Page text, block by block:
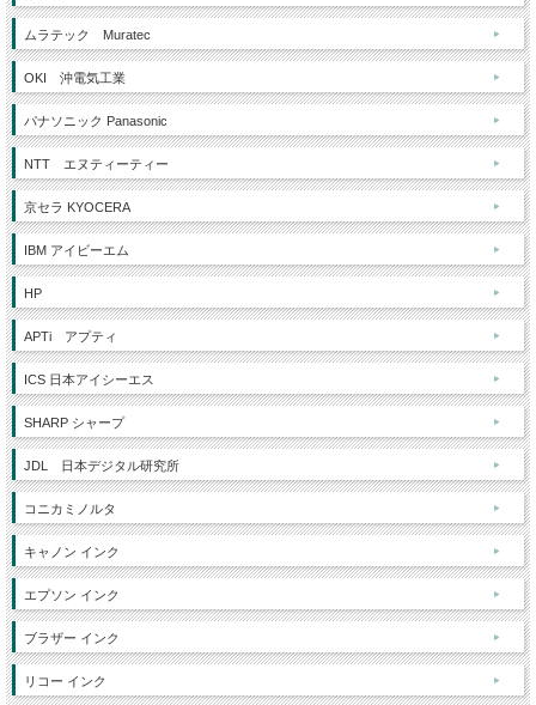
ムラテック Muratec
OKI 沖電気工業
パナソニック Panasonic
NTT エヌティーティー
京セラ KYOCERA
IBM アイビーエム
HP
APTi アプティ
ICS 日本アイシーエス
SHARP シャープ
JDL 日本デジタル研究所
コニカミノルタ
キャノン インク
エプソン インク
ブラザー インク
リコー インク